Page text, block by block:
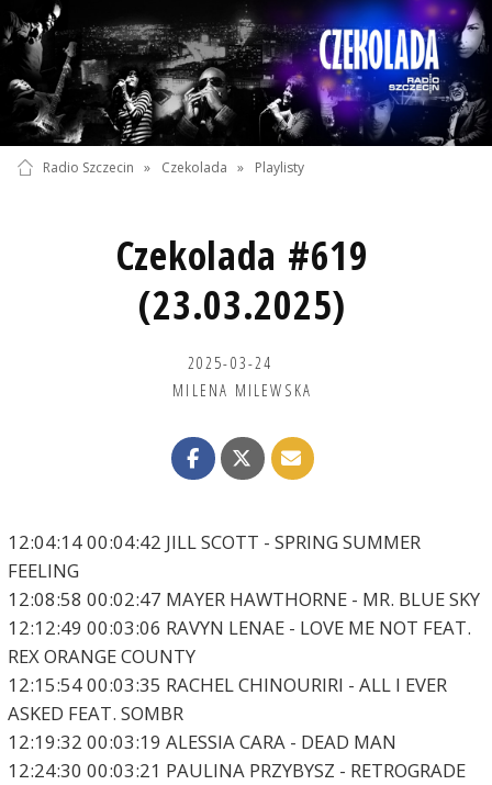
Radio Szczecin » Czekolada » Playlisty
Czekolada #619
(23.03.2025)
2025-03-24
MILENA MILEWSKA
12:04:14 00:04:42 JILL SCOTT - SPRING SUMMER
FEELING
12:08:58 00:02:47 MAYER HAWTHORNE - MR. BLUE SKY
12:12:49 00:03:06 RAVYN LENAE - LOVE ME NOT FEAT.
REX ORANGE COUNTY
12:15:54 00:03:35 RACHEL CHINOURIRI - ALL I EVER
ASKED FEAT. SOMBR
12:19:32 00:03:19 ALESSIA CARA - DEAD MAN
12:24:30 00:03:21 PAULINA PRZYBYSZ - RETROGRADE